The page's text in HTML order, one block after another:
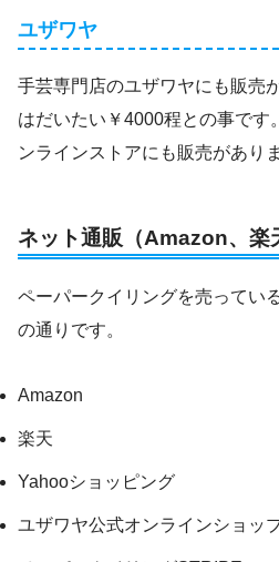
ユザワヤ
手芸専門店のユザワヤにも販売
はだいたい￥4000程との事です
ンラインストアにも販売がありま
ネット通販（Amazon、楽
ペーパークイリングを売ってい
の通りです。
Amazon
楽天
Yahooショッピング
ユザワヤ公式オンラインショッ